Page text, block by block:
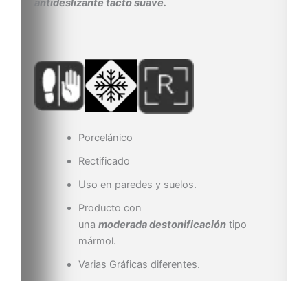
antideslizante tacto suave.
Porcelánico
Rectificado
Uso en paredes y suelos.
Producto con
una moderada destonificacióntipo
mármol.
Varias Gráficas diferentes.